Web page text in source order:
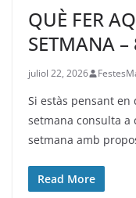
QUÈ FER
SETMANA –
juliol 22, 2026
Si estàs pensant
setmana consulta a
setmana amb
Read More